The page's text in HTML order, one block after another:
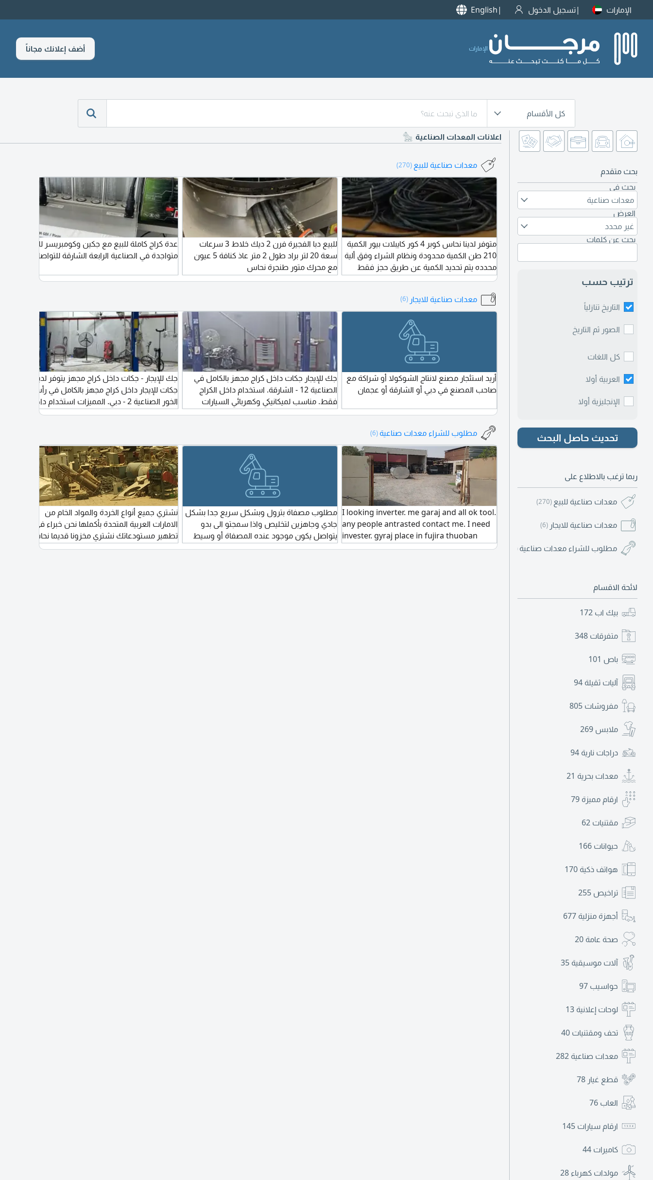
الإمارات تسجيل الدخول English
الإمارات أضف إعلانك مجاناً
كل الأقسام
بحث متقدم
بحث في
معدات صناعية
العرض
غير محدد
بحث عن كلمات
ترتيب حسب
التاريخ تنازلياً
الصور ثم التاريخ
كل اللغات
العربية أولا
الإنجليزية أولا
تحديث حاصل البحث
ربما ترغب بالاطلاع على
معدات صناعية للبيع (270)
معدات صناعية للايجار (6)
مطلوب للشراء معدات صناعية (6)
لائحة الاقسام
بيك اب 172
متفرقات 348
باص 101
آليات ثقيلة 94
مفروشات 805
ملابس 269
دراجات نارية 94
معدات بحرية 21
ارقام مميزة 79
مقتنيات 62
حيوانات 166
هواتف ذكية 170
تراخيص 255
أجهزة منزلية 677
صحة عامة 20
آلات موسيقية 35
حواسيب 97
لوحات إعلانية 13
تحف ومقتنيات 40
معدات صناعية 282
قطع غيار 78
العاب 76
ارقام سيارات 145
كاميرات 44
مولدات كهرباء 28
اعلانات المعدات الصناعية
معدات صناعية للبيع (270)
متوفر لدينا نحاس كوبر 4 كور كايبلات بيور الكمية
210 طن الكمية محدودة ونظام الشراء وفق ألية
محدده يتم تحديد الكمية عن طريق حجز فقط
الكمية تواصل معنا
للبيع دبا الفجيرة فرن 2 ديك خلاط 3 سرعات
سعة 20 لتر براد طول 2 متر عاذ كنافة 5 عيون
مع محرك متور طنجرة نحاس
عدة كراج كاملة للبيع مع جكين وكومبريسر للبيع
متواجدة في الصناعية الرابعة الشارقة للتواصل
معدات صناعية للايجار (6)
أريد استئجار مصنع لانتاج الشوكولا أو شراكة مع
صاحب المصنع في دبي أو الشارقة أو عجمان
جك للإيجار جكات داخل كراج مجهز بالكامل في
الصناعية 12 - الشارقة. استخدام داخل الكراج
فقط. مناسب لميكانيكي وكهربائي السيارات
والفنيين المستقلين مع توفر العدة الكاملة
جك للإيجار - جكات داخل كراج مجهز يتوفر لدينا
جكات للإيجار داخل كراج مجهز بالكامل في رأس
الخور الصناعية 2 - دبي. المميزات استخدام داخل
الكراج فقط. جكات بحالة ممتازة. كهرباء وهواء
الإيجار اليومي أو الشهري. الموقع رأس الخور
الصناعية 2 - دبي. للاستفسار يرجى التواصل عبر
الاتصال
مطلوب للشراء معدات صناعية (6)
I looking inverter. me garaj and all ok tool.
any people antrasted contact me. I need
invester. gyraj place in fujira thuoban
industryal aria
مطلوب مصفاة بترول وبشكل سريع جدا بشكل
جادي وجاهزين لتخليص واذا سمجتو الى بدو
يتواصل يكون موجود عنده المصفاة أو وسيط
موثوق
نشتري جميع أنواع الخردة والمواد الخام من
الامارات العربية المتحدة بأكملها نحن خبراء في
تطهير مستودعاتك نشتري مخزونا قديما نحاس
ألومينيوم حديد صلب مواد خردة مولدات آلات